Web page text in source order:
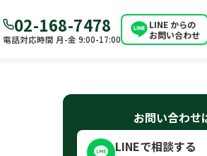
02-168-7478
電話対応時間 月-金 9:00-17:00
LINE からの
お問い合わせ
お問い合わせ
LINEで相談する